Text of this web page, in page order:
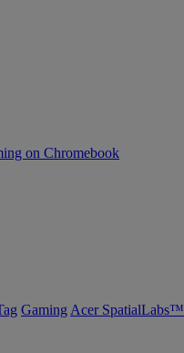
on Chromebook
Gaming Acer SpatialLabs™